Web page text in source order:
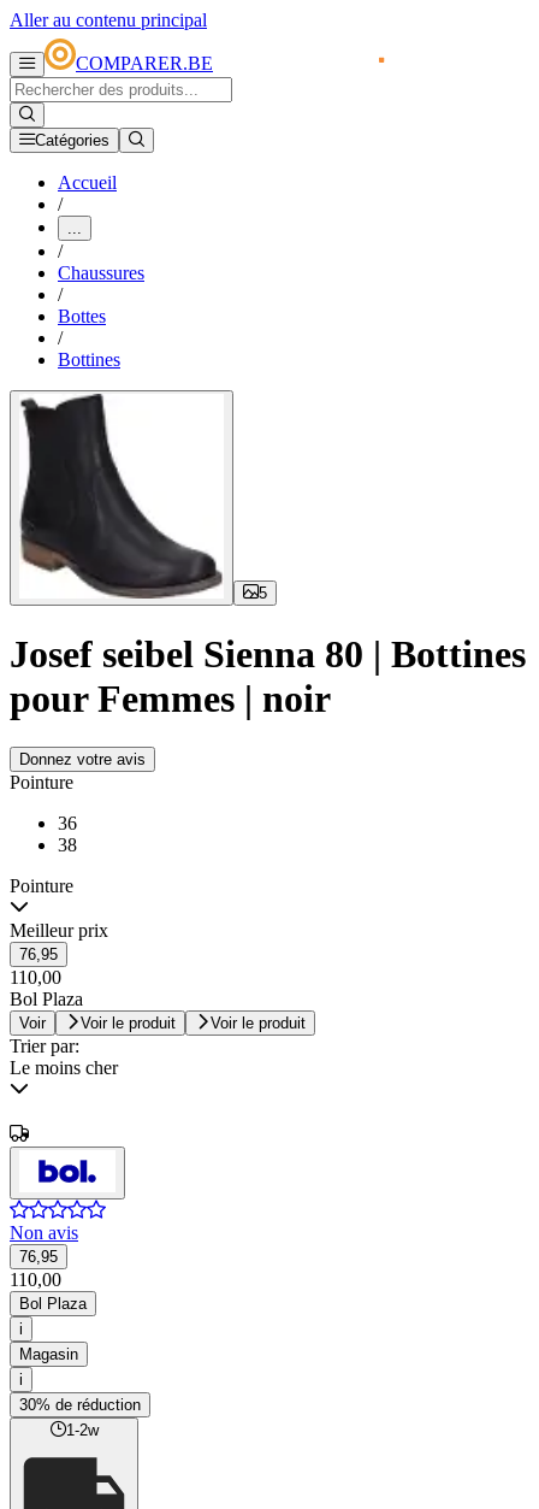
Aller au contenu principal
COMPARER.BE
Catégories
Accueil
/
...
/
Chaussures
/
Bottes
/
Bottines
5
Josef seibel Sienna 80 | Bottines
pour Femmes | noir
Donnez votre avis
Pointure
36
38
Pointure
Meilleur prix
76,95
110,00
Bol Plaza
Voir Voir le produit Voir le produit
Trier par:
Le moins cher
Non avis
76,95
110,00
Bol Plaza
i
Magasin
i
30% de réduction
1-2w